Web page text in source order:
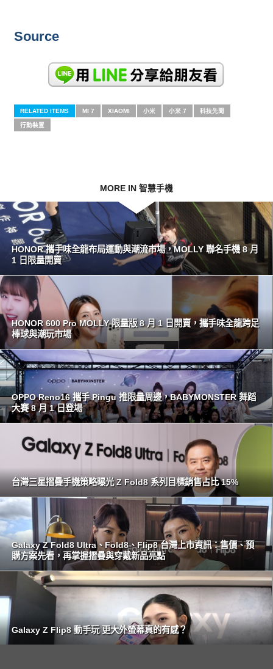
Source
RELATED ITEMS MI 7 XIAOMI 小米 小米 7 科技先聞
行動裝置
MORE IN 智慧手機
HONOR 攜手味全龍布局運動與潮流市場，MOLLY 聯名手機 8 月
1 日限量開賣
HONOR 600 Pro MOLLY 限量版 8 月 1 日開賣，攜手味全龍跨足
棒球與潮玩市場
OPPO Reno16 攜手 Pingu 推限量周邊，BABYMONSTER 舞蹈
大賽 8 月 1 日登場
台灣三星摺疊手機策略曝光 Z Fold8 系列目標銷售占比 15%
Galaxy Z Fold8 Ultra、Fold8、Flip8 台灣上市資訊：售價、預
購方案先看，再掌握摺疊與穿戴新品亮點
Galaxy Z Flip8 動手玩 更大外螢幕真的有感？